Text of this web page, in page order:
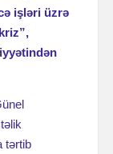
işləri üzrə
tərtib